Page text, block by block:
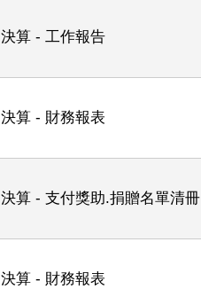
決算 - 工作報告
決算 - 財務報表
決算 - 支付獎助.捐贈名單清冊
決算 - 財務報表